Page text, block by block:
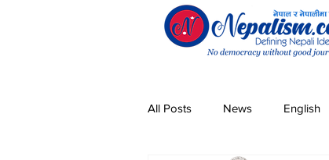
All Posts News English